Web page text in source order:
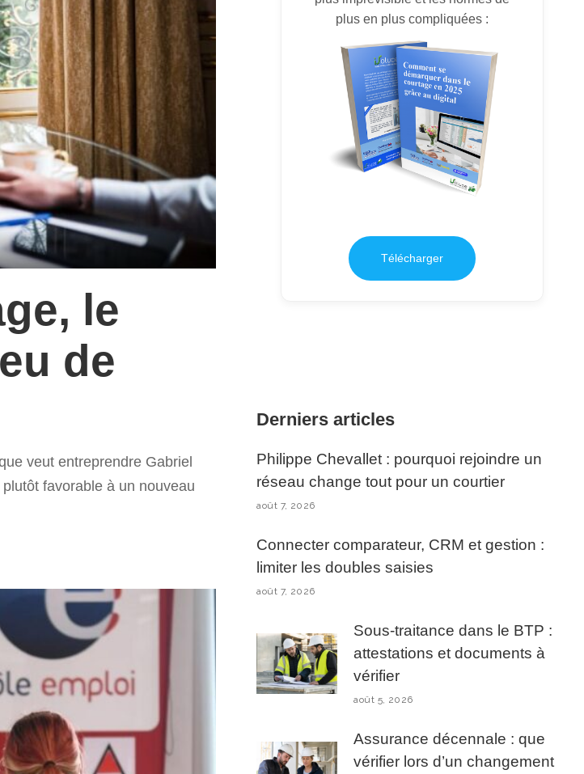
le
de
veut entreprendre Gabriel
favorable à un nouveau
plus en plus compliquées :
Télécharger
Derniers articles
Philippe Chevallet : pourquoi rejoindre un
réseau change tout pour un courtier
août 7, 2026
Connecter comparateur, CRM et gestion :
limiter les doubles saisies
août 7, 2026
Sous-traitance dans le BTP :
attestations et documents à
vérifier
août 5, 2026
Assurance décennale : que
vérifier lors d’un changement